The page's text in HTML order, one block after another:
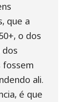
que a
o dos
fossem
ali.
é que